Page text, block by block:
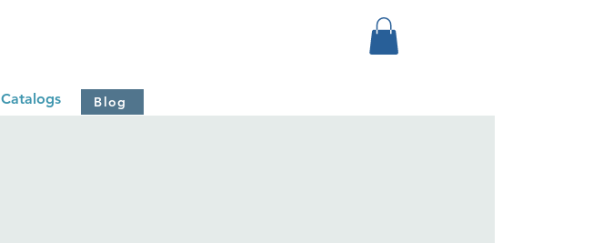
Catalogs Blog